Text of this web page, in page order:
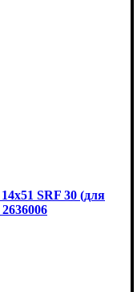
SRF 30 (для